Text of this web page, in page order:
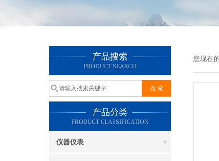
产品搜索
PRODUCT SEARCH
产品分类
PRODUCT CLASSIFICATION
仪器仪表
您现在